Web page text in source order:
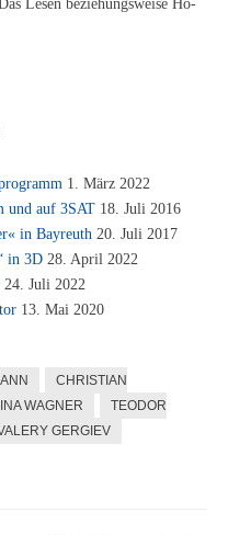
Le­sen be­zie­hungs­wei­se Hö­
1. März 2022
und auf 3SAT 18. Juli 2016
in Bay­reuth 20. Juli 2017
in 3D 28. April 2022
24. Juli 2022
13. Mai 2020
CHRISTIAN
WAGNER
TEODOR
GERGIEV